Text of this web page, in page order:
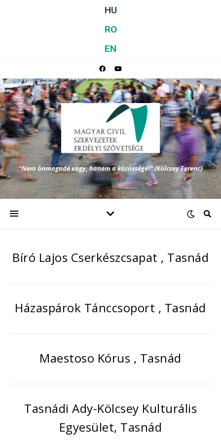
HU
RO
EN
"Nem önmagadé vagy, hanem a közösségé!" (Kölcsey Ferenc)
Bíró Lajos Cserkészcsapat , Tasnád
Házaspárok Tánccsoport , Tasnád
Maestoso Kórus , Tasnád
Tasnádi Ady-Kölcsey Kulturális
Egyesület, Tasnád